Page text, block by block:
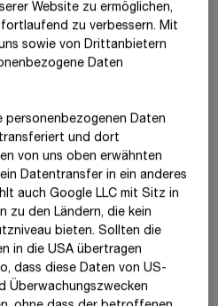
11.8.2025)
6.8.2025)
der Vorsitzenden)
Website zu ermöglichen,
zu verbessern. Mit
sowie von Drittanbietern
Daten
personenbezogenen Daten
und dort
von uns oben erwähnten
Datentransfer in ein anderes
auch Google LLC mit Sitz in
zu den Ländern, die kein
bieten. Sollten die
in die USA übertragen
dass diese Daten von US-
Überwachungszwecken